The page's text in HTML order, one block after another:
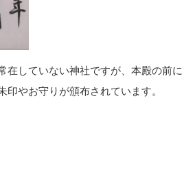
と、スピリチュアルの後輩は思うわけ
事に帰る」なのも、またご縁ですね。
印